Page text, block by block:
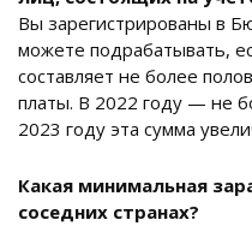
Вы зарегистрированы в
можете подрабатывать,
составляет не более
платы. В 2022 году — не
2023 году эта сумма
Какая минимальная
соседних странах?